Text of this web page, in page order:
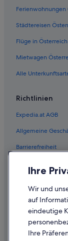
Ferienwohnungen
Städtereisen
Flüge in Österreich
Mietwagen
Alle
Richtlinien
Expedia.at AGB
Allgemeine
Barrierefreiheit
Rechtliche
Inhaltsrichtlinien
Ihre
Wir und
auf
eindeutige
Ihre